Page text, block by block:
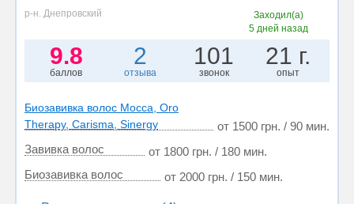
р-н. Днепровский
Заходил(а)
5 дней назад
9.8
баллов
2
отзыва
101
звонок
21 г.
опыт
Биозавивка волос Мосса, Oro
Therapy, Carisma, Sinergy
от 1500 грн. / 90 мин.
Завивка волос
от 1800 грн. / 180 мин.
Биозавивка волос
от 2000 грн. / 150 мин.